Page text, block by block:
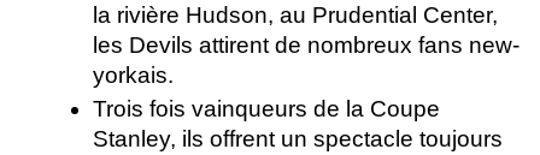
la rivière Hudson, au Prudential Center,
les Devils attirent de nombreux fans new-
yorkais.
Trois fois vainqueurs de la Coupe
Stanley, ils offrent un spectacle toujours